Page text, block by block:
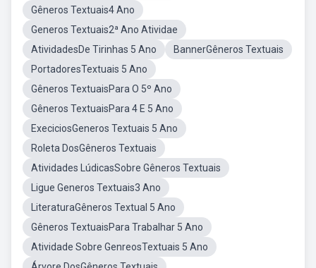
Gêneros Textuais4 Ano
Generos Textuais2ª Ano Atividae
AtividadesDe Tirinhas 5 Ano
BannerGêneros Textuais
PortadoresTextuais 5 Ano
Gêneros TextuaisPara O 5º Ano
Gêneros TextuaisPara 4 E 5 Ano
ExeciciosGeneros Textuais 5 Ano
Roleta DosGêneros Textuais
Atividades LúdicasSobre Gêneros Textuais
Ligue Generos Textuais3 Ano
LiteraturaGêneros Textual 5 Ano
Gêneros TextuaisPara Trabalhar 5 Ano
Atividade Sobre GenreosTextuais 5 Ano